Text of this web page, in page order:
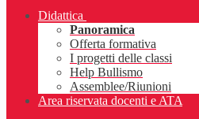
Didattica
Panoramica
Offerta formativa
I progetti delle classi
Help Bullismo
Assemblee/Riunioni
Area riservata docenti e ATA